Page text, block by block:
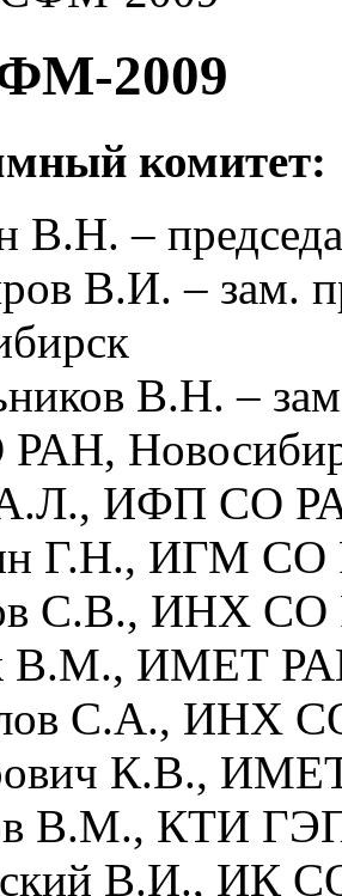
2009
комитет:
В.Н. –
В.И. – зам.
В.Н. –
ИФП СО
Г.Н., ИГМ СО
С.В., ИНХ СО
В.М., ИМЕТ
С.А., ИНХ
К.В.,
В.М., КТИ
В.И., ИК